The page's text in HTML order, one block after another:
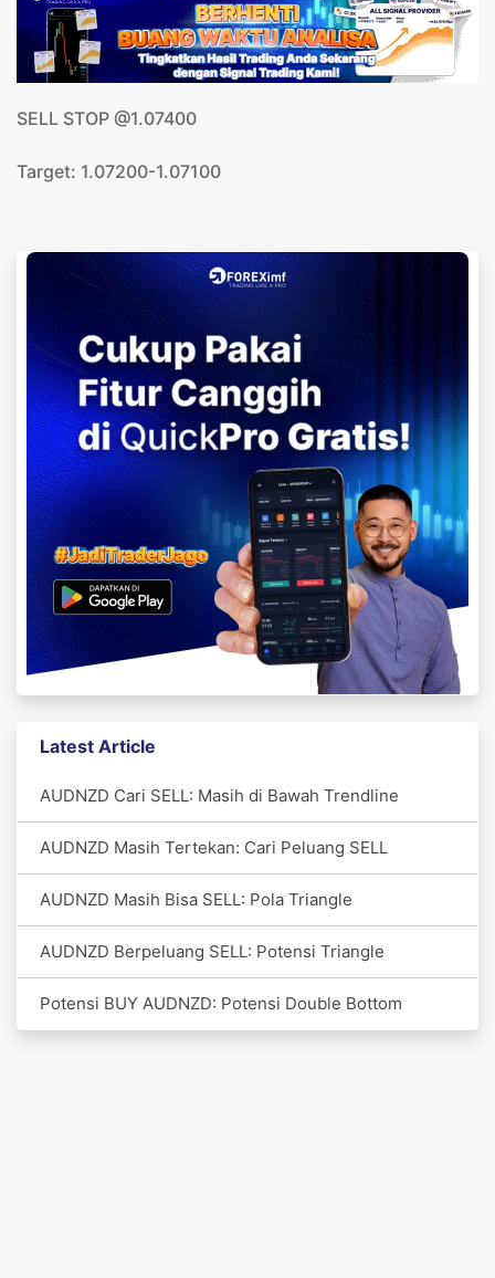
SELL STOP @1.07400
Target: 1.07200-1.07100
Latest Article
AUDNZD Cari SELL: Masih di Bawah Trendline
AUDNZD Masih Tertekan: Cari Peluang SELL
AUDNZD Masih Bisa SELL: Pola Triangle
AUDNZD Berpeluang SELL: Potensi Triangle
Potensi BUY AUDNZD: Potensi Double Bottom